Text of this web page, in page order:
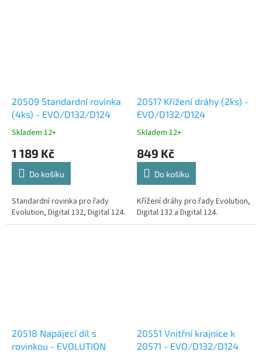
20509 Standardní rovinka
(4ks) - EVO/D132/D124
Skladem 12+
1 189 Kč
Do košíku
Standardní rovinka pro řady
Evolution, Digital 132, Digital 124.
20517 Křížení dráhy (2ks) -
EVO/D132/D124
Skladem 12+
849 Kč
Do košíku
Křížení dráhy pro řady Evolution,
Digital 132 a Digital 124.
20518 Napájecí díl s
rovinkou - EVOLUTION
20551 Vnitřní krajnice k
20571 - EVO/D132/D124